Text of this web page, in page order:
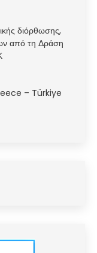
διόρθωσης,
από τη Δράση
– Türkiye